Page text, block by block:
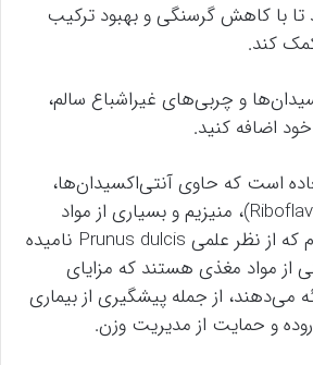
تا با کاهش گرسنگی و بهبود ترکیب
کند.
و چربی‌های غیراشباع سالم،
خود اضافه کنید.
است که حاوی آنتی‌اکسیدان‌ها،
کلسیم، ریبوفلاوین (Riboflavin)، منیزیم و بسیاری از مواد
مغذی دیگر است. بادام که از نظر علمی Prunus dulcis نامیده
مواد مغذی هستند که مزایای
می‌دهند، از جمله پیشگیری از بیماری
و حمایت از مدیریت وزن.